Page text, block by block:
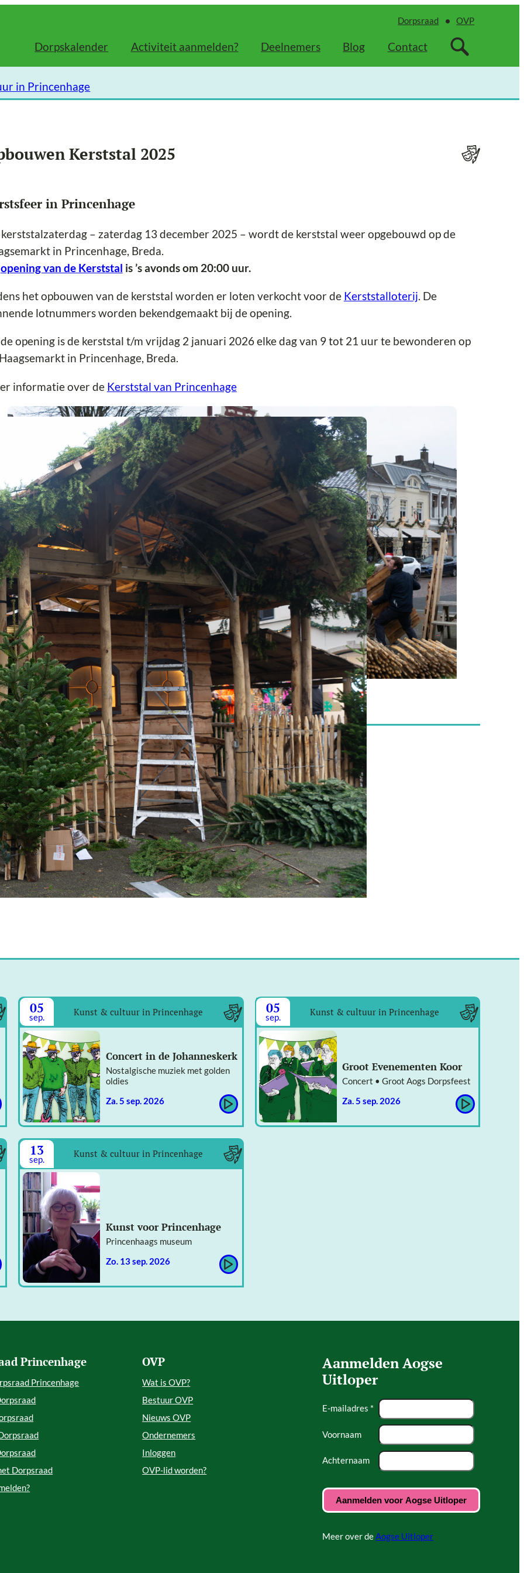
Dorpsraad OVP
Dorpskalender Activiteit aanmelden? Deelnemers Blog Contact
in Princenhage
Kerststal 2025
in Princenhage
– zaterdag 13 december 2025 – wordt de kerststal weer opgebouwd op de
in Princenhage, Breda.
opening van de Kerststal is ’s avonds om 20:00 uur.
het opbouwen van de kerststal worden er loten verkocht voor de Kerststalloterij. De
lotnummers worden bekendgemaakt bij de opening.
opening is de kerststal t/m vrijdag 2 januari 2026 elke dag van 9 tot 21 uur te bewonderen op
in Princenhage, Breda.
informatie over de Kerststal van Princenhage
05
sep. Kunst & cultuur in Princenhage
Concert in de Johanneskerk
Nostalgische muziek met golden
oldies
za. 5 sep. 2026
05
sep. Kunst & cultuur in Princenhage
Groot Evenementen Koor
Concert • Groot Aogs Dorpsfeest
za. 5 sep. 2026
13
sep. Kunst & cultuur in Princenhage
Kunst voor Princenhage
Princenhaags museum
zo. 13 sep. 2026
Princenhage
Princenhage
Dorpsraad
OVP
Wat is OVP?
Bestuur OVP
Nieuws OVP
Ondernemers
Inloggen
OVP-lid worden?
Aanmelden Aogse
Uitloper
E-mailadres *
Voornaam
Achternaam
Meer over deAogse Uitloper